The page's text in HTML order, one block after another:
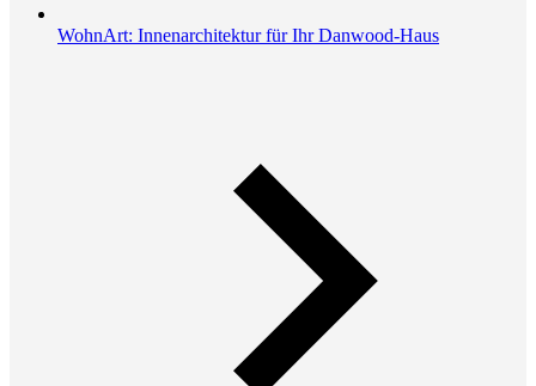
WohnArt: Innenarchitektur für Ihr Danwood-Haus